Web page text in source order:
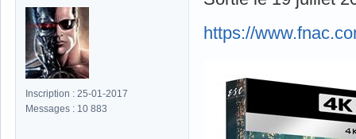
Inscription : 25-01-2017
Messages : 10 883
https://